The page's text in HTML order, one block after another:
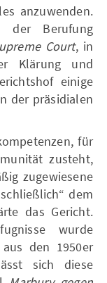
anzuwenden.
der Berufung
Court, in
Klärung und
einige
der präsidialen
für
zusteht,
zugewiesene
dem
das Gericht.
wurde
den 1950er
sich diese